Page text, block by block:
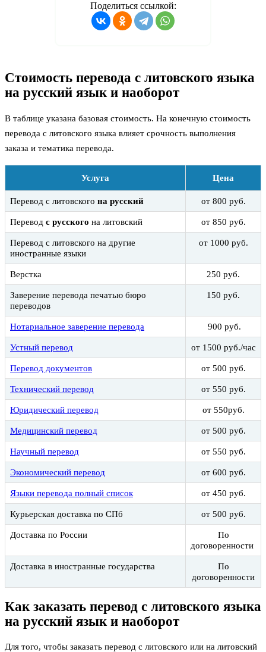
Поделиться ссылкой:
Стоимость перевода с литовского языка
на русский язык и наоборот
В таблице указана базовая стоимость. На конечную стоимость
перевода с литовского языка влияет срочность выполнения
заказа и тематика перевода.
Услуга Цена
Перевод с литовского на русский от 800 руб.
Перевод с русского на литовский от 850 руб.
Перевод с литовского на другие
иностранные языки
от 1000 руб.
Верстка 250 руб.
Заверение перевода печатью бюро
переводов
150 руб.
Нотариальное заверение перевода 900 руб.
Устный перевод от 1500 руб./час
Перевод документов от 500 руб.
Технический перевод от 550 руб.
Юридический перевод от 550руб.
Медицинский перевод от 500 руб.
Научный перевод от 550 руб.
Экономический перевод от 600 руб.
Языки перевода полный список от 450 руб.
Курьерская доставка по СПб от 500 руб.
Доставка по России
По
договоренности
Доставка в иностранные государства
По
договоренности
Как заказать перевод с литовского языка
на русский язык и наоборот
Для того, чтобы заказать перевод с литовского или на литовский